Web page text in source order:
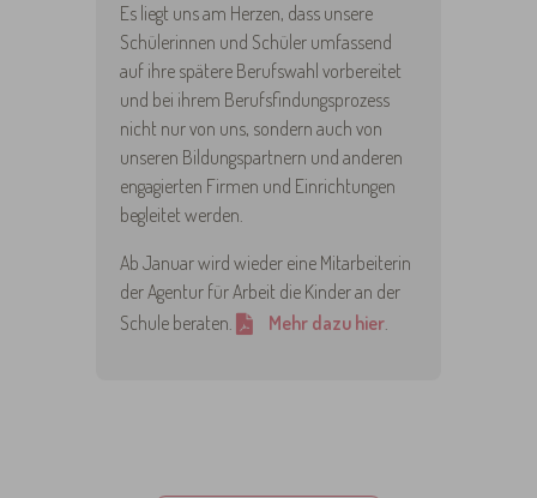
Es liegt uns am Herzen, dass unsere
Schülerinnen und Schüler umfassend
auf ihre spätere Berufswahl vorbereitet
und bei ihrem Berufsfindungsprozess
nicht nur von uns, sondern auch von
unseren Bildungspartnern und anderen
engagierten Firmen und Einrichtungen
begleitet werden.
Ab Januar wird wieder eine Mitarbeiterin
der Agentur für Arbeit die Kinder an der
Schule beraten.
Mehr dazu hier.